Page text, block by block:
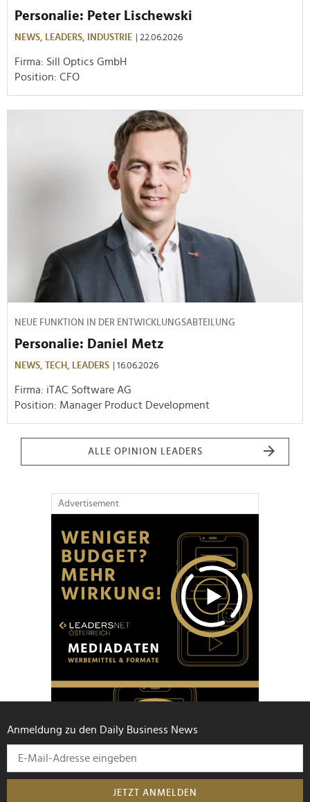
Personalie: Peter Lischewski
NEWS, LEADERS, INDUSTRIE | 22.06.2026
Firma: Sill Optics GmbH
Position: CFO
NEUE FUNKTION IN DER ENTWICKLUNGSABTEILUNG
Personalie: Daniel Metz
NEWS, TECH, LEADERS | 16.06.2026
Firma: iTAC Software AG
Position: Manager Product Development
ALLE OPINION LEADERS
Advertisement
Anmeldung zu den Daily Business News
JETZT ANMELDEN